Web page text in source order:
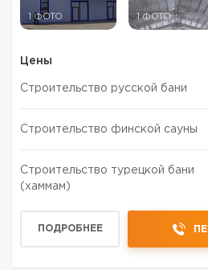
1 ФОТО 1 ФОТО
Цены
Строительство русской бани
Строительство финской сауны
Строительство турецкой бани
(хаммам)
ПОДРОБНЕЕ